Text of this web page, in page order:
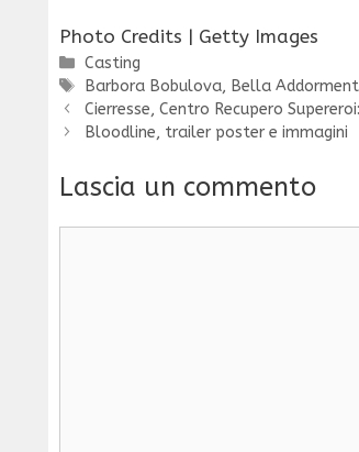
Photo Credits | Getty Images
Categorie
Casting
Tag
Barbora Bobulova, Bella
Cierresse, Centro Recupero
Bloodline, trailer poster e immagini
Lascia un commento